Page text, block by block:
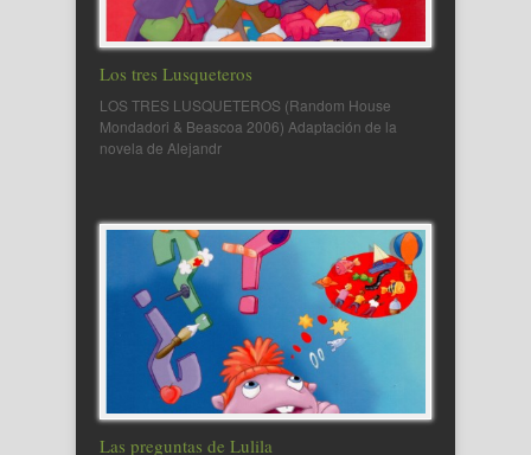
Los tres Lusqueteros
LOS TRES LUSQUETEROS (Random House
Mondadori & Beascoa 2006) Adaptación de la
novela de Alejandr
Las preguntas de Lulila